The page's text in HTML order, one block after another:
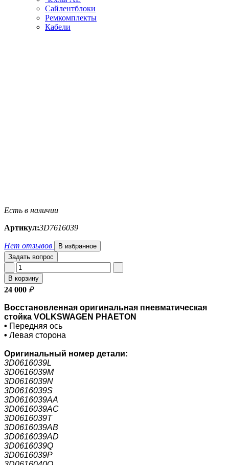
Сайлентблоки
Ремкомплекты
Кабели
Есть в наличии
Артикул:3D7616039
Нет отзывов
В избранное
Задать вопрос
В корзину
24 000 ₽
Восстановленная оригинальная пневматическая
стойка VOLKSWAGEN PHAETON
• Передняя ось
• Левая сторона
Оригинальный номер детали:
3D0616039L
3D0616039M
3D0616039N
3D0616039S
3D0616039AA
3D0616039AC
3D0616039T
3D0616039AB
3D0616039AD
3D0616039Q
3D0616039P